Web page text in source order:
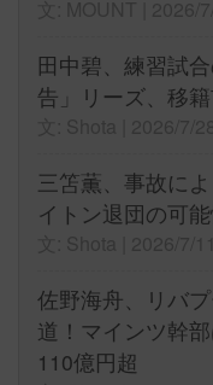
田中碧、練習試
告」リーズ、移
三笘薫、事故に
イトン退団の可
佐野海舟、リバ
道！マインツ幹
110億円超